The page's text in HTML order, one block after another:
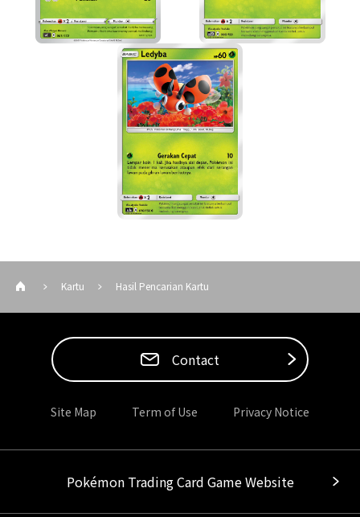
Kartu Hasil Pencarian Kartu
Contact
Site Map Term of Use Privacy Notice
Pokémon Trading Card Game Website